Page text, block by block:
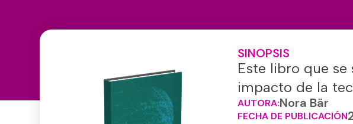
SINOPSIS
Este libro que
impacto de la
AUTORA:Nora Bär
FECHA DE PUBLICACIÓN